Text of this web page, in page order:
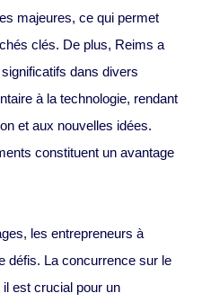
majeures, ce qui permet
clés. De plus, Reims a
dans divers
à la technologie, rendant
et aux nouvelles idées.
constituent un avantage
les entrepreneurs à
défis. La concurrence sur le
est crucial pour un